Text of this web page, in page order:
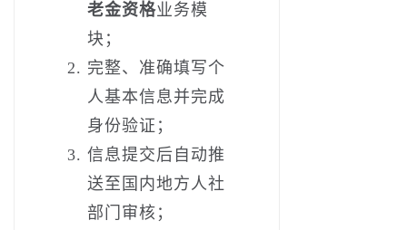
老金资格业务模
块；
完整、准确填写个
人基本信息并完成
身份验证；
信息提交后自动推
送至国内地方人社
部门审核；